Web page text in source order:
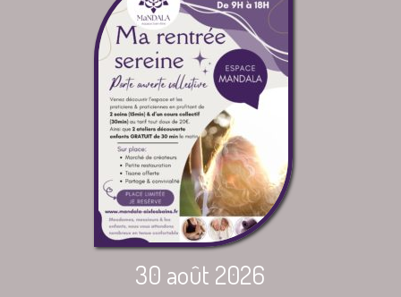
30 août 2026